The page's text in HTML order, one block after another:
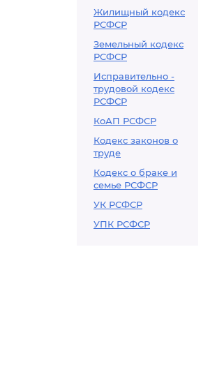
Жилищный кодекс
РСФСР
Земельный кодекс
РСФСР
Исправительно -
трудовой кодекс
РСФСР
КоАП РСФСР
Кодекс законов о
труде
Кодекс о браке и
семье РСФСР
УК РСФСР
УПК РСФСР